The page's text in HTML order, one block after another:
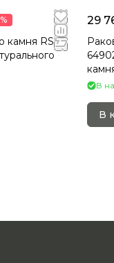
камня RS-
29
В
В